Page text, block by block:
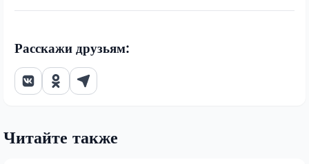
Расскажи друзьям:
Читайте также